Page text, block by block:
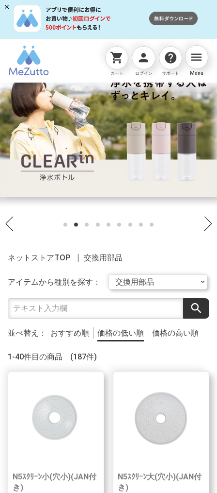
shopping_cart
カート
person
ログイン
help
サポート
menu
Menu
ネットストアTOP 交換用部品
アイテムから種別を探す：
search
並べ替え： おすすめ順 価格の低い順 価格の高い順
1-40件目の商品 (187件)
N5ｽｸﾘｰﾝ小(穴小)(JAN付
き)
N5ｽｸﾘｰﾝ大(穴小)(JAN付
き)